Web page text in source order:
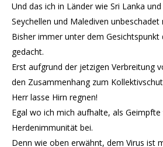
Und das ich in Länder wie Sri Lanka
Seychellen und Malediven unbeschadet
Bisher immer unter dem Gesichtspunkt
gedacht.
Erst aufgrund der jetzigen Verbreitung
den Zusammenhang zum
Herr lasse Hirn regnen!
Egal wo ich mich aufhalte, als
Herdenimmunität bei.
Denn wie oben erwähnt, dem Virus ist